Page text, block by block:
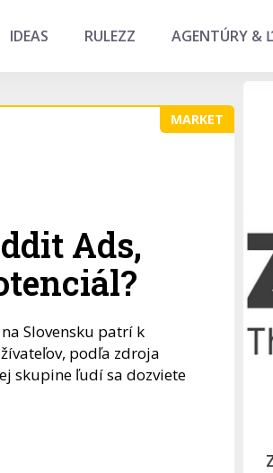
IDEAS RULEZZ AGENTÚRY &
MARKET
Ads,
Slovensku patrí k
podľa zdroja
skupine ľudí sa dozviete